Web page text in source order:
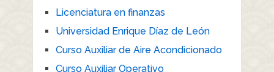
Licenciatura en finanzas
Universidad Enrique Díaz de León
Curso Auxiliar de Aire Acondicionado
Curso Auxiliar Operativo